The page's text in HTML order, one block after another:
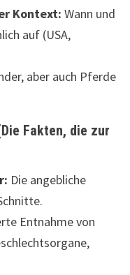
Kontext: Wann und
auf (USA,
aber auch Pferde
Fakten, die zur
Die angebliche
Entnahme von